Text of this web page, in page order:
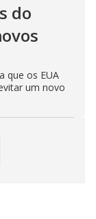
do
que os EUA
um novo